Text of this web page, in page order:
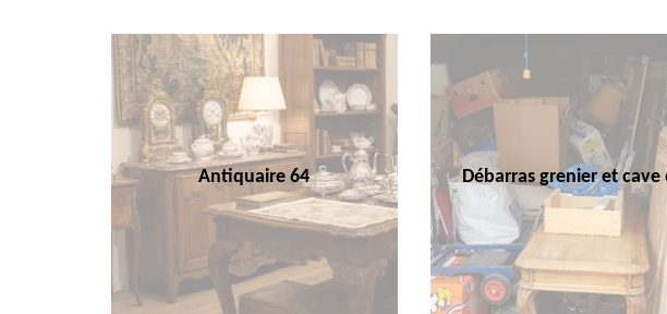
Antiquaire 64 Débarras grenier et cave